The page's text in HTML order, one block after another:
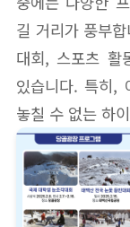
길 거리가 풍부
대회, 스포츠 활
있습니다. 특히,
놓칠 수 없는 하